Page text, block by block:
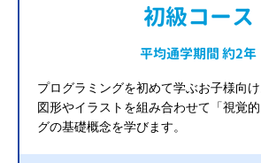
初級コース
平均通学期間 約2年
プログラミングを初めて学ぶお子様向け
図形やイラストを組み合わせて「視覚
グの基礎概念を学びます。